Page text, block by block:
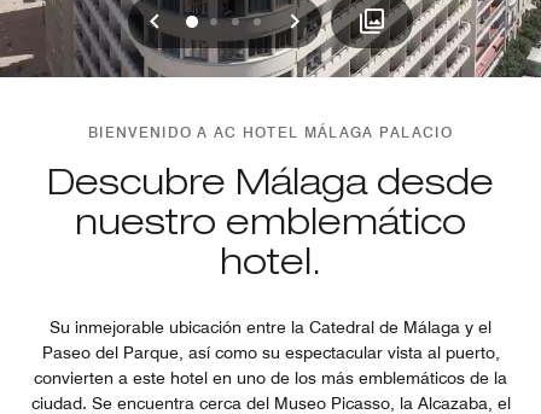
Anterior
0123 Siguiente
BIENVENIDO A AC HOTEL MÁLAGA PALACIO
Descubre Málaga desde
nuestro emblemático
hotel.
Su inmejorable ubicación entre la Catedral de Málaga y el
Paseo del Parque, así como su espectacular vista al puerto,
convierten a este hotel en uno de los más emblemáticos de la
ciudad. Se encuentra cerca del Museo Picasso, la Alcazaba, el